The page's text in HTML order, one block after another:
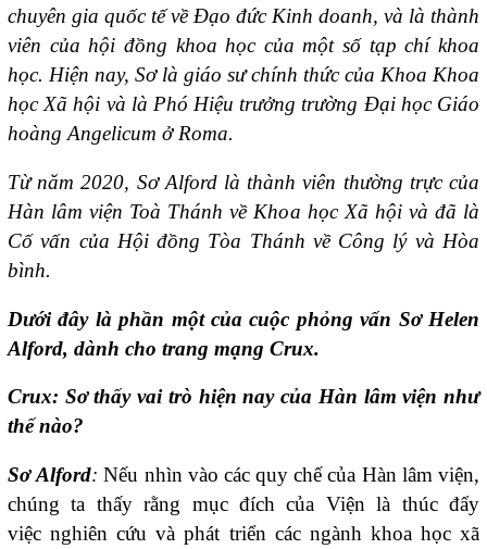
chuyên gia quốc tế về Đạo đức Kinh doanh, và là thành
viên của hội đồng khoa học của một số tạp chí khoa
học. Hiện nay, Sơ là giáo sư chính thức của Khoa Khoa
học Xã hội và là Phó Hiệu trưởng trường Đại học Giáo
hoàng Angelicum ở Roma.
Từ năm 2020, Sơ Alford là thành viên thường trực của
Hàn lâm viện Toà Thánh về Khoa học Xã hội và đã là
Cố vấn của Hội đồng Tòa Thánh về Công lý và Hòa
bình.
Dưới đây là phần một của cuộc phỏng vấn SơHelen
Alford, dành cho trang mạng Crux.
Crux: Sơthấy vai trò hiện nay của Hàn lâm viện như
thế nào?
SơAlford: Nếu nhìn vào các quy chế của Hàn lâm viện,
chúng ta thấy rằng mục đích của Viện là thúc đẩy
việc nghiên cứu và phát triển các ngành khoa học xã